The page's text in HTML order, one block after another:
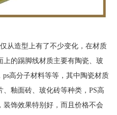
从造型上有了不少变化，在材质
的踢脚线材质主要有陶瓷、玻
高分子材料等等，其中陶瓷材质
釉面砖、玻化砖等种类，PS高
饰效果特别好，而且价格不会